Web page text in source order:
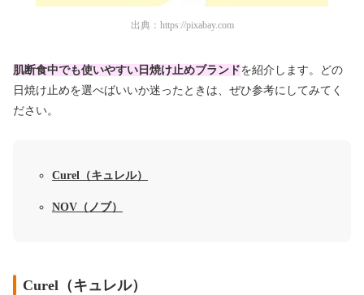
出典： https://pixabay.com
肌断食中でも使いやすい日焼け止めブランドを紹介します。どの
日焼け止めを選べばいいか迷ったときは、ぜひ参考にしてみてく
ださい。
Curel（キュレル）
NOV（ノブ）
Curel（キュレル）